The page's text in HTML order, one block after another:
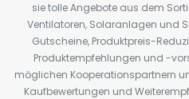
sie tolle Angebote aus dem
Ventilatoren, Solaranlagen und
Gutscheine, Produktpreis-
Produktempfehlungen und -
möglichen Kooperationspartnern
Kaufbewertungen und